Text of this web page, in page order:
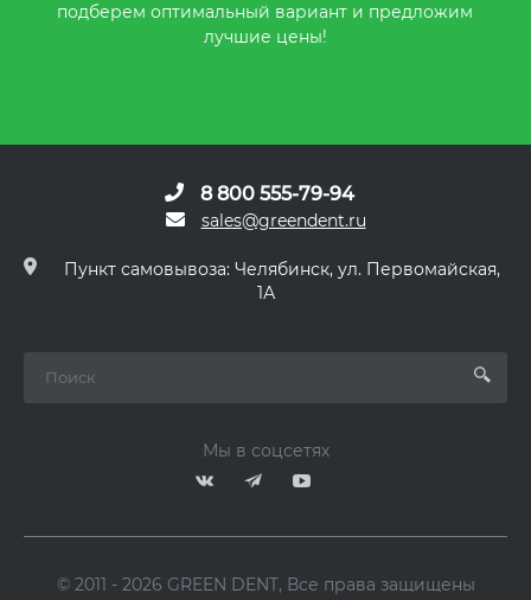
подберем оптимальный вариант и предложим
лучшие цены!
8 800 555-79-94
sales@greendent.ru
Пункт самовывоза: Челябинск, ул. Первомайская,
1А
Мы в соцсетях
© 2011 - 2026 GREEN DENT, Все права защищены